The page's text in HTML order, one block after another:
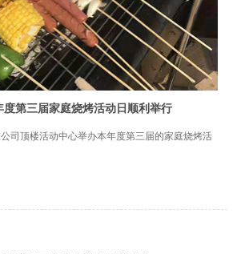
度第三届家庭烧烤活动日顺利举行
公司顶楼活动中心举办本年度第三届的家庭烧烤活